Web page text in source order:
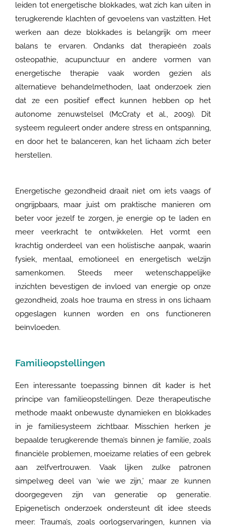
leiden tot energetische blokkades, wat zich kan uiten in
terugkerende klachten of gevoelens van vastzitten. Het
werken aan deze blokkades is belangrijk om meer
balans te ervaren. Ondanks dat therapieën zoals
osteopathie, acupunctuur en andere vormen van
energetische therapie vaak worden gezien als
alternatieve behandelmethoden, laat onderzoek zien
dat ze een positief effect kunnen hebben op het
autonome zenuwstelsel (McCraty et al., 2009). Dit
systeem reguleert onder andere stress en ontspanning,
en door het te balanceren, kan het lichaam zich beter
herstellen.
Energetische gezondheid draait niet om iets vaags of
ongrijpbaars, maar juist om praktische manieren om
beter voor jezelf te zorgen, je energie op te laden en
meer veerkracht te ontwikkelen. Het vormt een
krachtig onderdeel van een holistische aanpak, waarin
fysiek, mentaal, emotioneel en energetisch welzijn
samenkomen. Steeds meer wetenschappelijke
inzichten bevestigen de invloed van energie op onze
gezondheid, zoals hoe trauma en stress in ons lichaam
opgeslagen kunnen worden en ons functioneren
beïnvloeden.
Familieopstellingen
Een interessante toepassing binnen dit kader is het
principe van familieopstellingen. Deze therapeutische
methode maakt onbewuste dynamieken en blokkades
in je familiesysteem zichtbaar. Misschien herken je
bepaalde terugkerende thema’s binnen je familie, zoals
financiële problemen, moeizame relaties of een gebrek
aan zelfvertrouwen. Vaak lijken zulke patronen
simpelweg deel van ‘wie we zijn,’ maar ze kunnen
doorgegeven zijn van generatie op generatie.
Epigenetisch onderzoek ondersteunt dit idee steeds
meer: Trauma’s, zoals oorlogservaringen, kunnen via